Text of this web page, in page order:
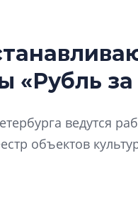
«Рубль за
ведутся
объектов